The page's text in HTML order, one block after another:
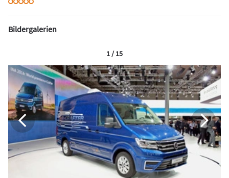
Bildergalerien
1 / 15